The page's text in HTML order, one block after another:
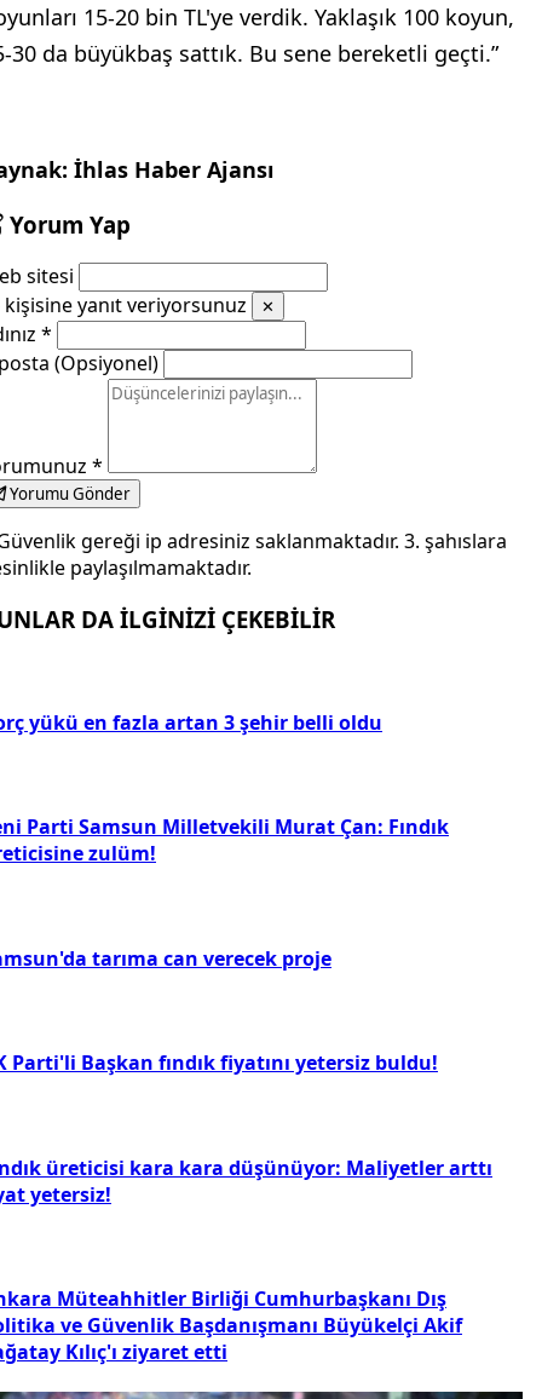
15-20 bin TL'ye verdik. Yaklaşık 100 koyun,
30 da büyükbaş sattık. Bu sene bereketli geçti.”
İhlas Haber Ajansı
Yorum Yap
sitesi
kişisine yanıt veriyorsunuz
✕
*
(Opsiyonel)
*
Yorumu Gönder
gereği ip adresiniz saklanmaktadır. 3. şahıslara
paylaşılmamaktadır.
DA İLGİNİZİ ÇEKEBİLİR
yükü en fazla artan 3 şehir belli oldu
Parti Samsun Milletvekili Murat Çan: Fındık
zulüm!
tarıma can verecek proje
Parti'li Başkan fındık fiyatını yetersiz buldu!
üreticisi kara kara düşünüyor: Maliyetler arttı
yetersiz!
Müteahhitler Birliği Cumhurbaşkanı Dış
ve Güvenlik Başdanışmanı Büyükelçi Akif
Kılıç'ı ziyaret etti